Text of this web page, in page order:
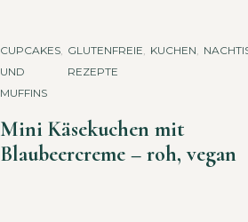
CUPCAKES
UND
MUFFINS
, GLUTENFREIE
REZEPTE
, KUCHEN,
Mini Käsekuchen mit
Blaubeercreme – roh, vegan